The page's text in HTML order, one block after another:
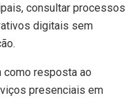
consultar processos
digitais sem
resposta ao
presenciais em